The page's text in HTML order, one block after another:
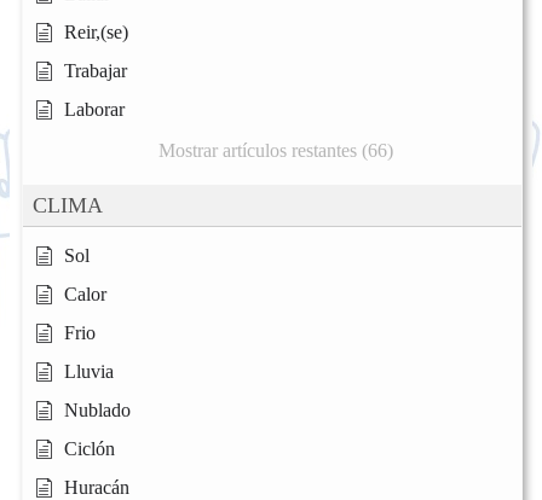
Reir,(se)
Trabajar
Laborar
Mostrar artículos restantes (66)
CLIMA
Sol
Calor
Frio
Lluvia
Nublado
Ciclón
Huracán